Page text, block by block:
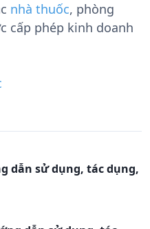
nhà thuốc, phòng
cấp phép kinh doanh
dẫn sử dụng, tác dụng,